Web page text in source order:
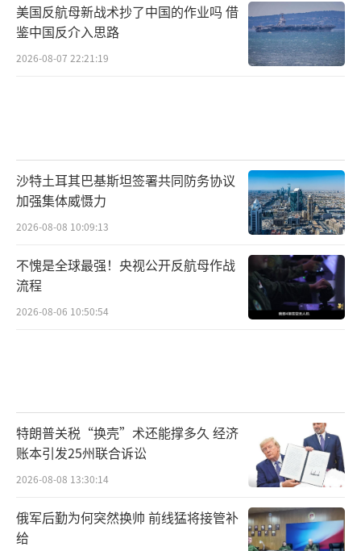
美国反航母新战术抄了中国的作业吗 借
鉴中国反介入思路
2026-08-07 22:21:19
沙特土耳其巴基斯坦签署共同防务协议
加强集体威慑力
2026-08-08 10:09:13
不愧是全球最强！央视公开反航母作战
流程
2026-08-06 10:50:54
特朗普关税“换壳”术还能撑多久 经济
账本引发25州联合诉讼
2026-08-08 13:30:14
俄军后勤为何突然换帅 前线猛将接管补
给